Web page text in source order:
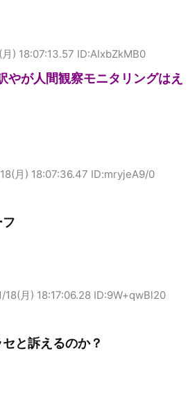
) 18:07:13.57 ID:AIxbZkMB0
やが人間観察モニタリングはえ
月) 18:07:36.47 ID:mryjeA9/0
18(月) 18:17:06.28 ID:9W+qwBl20
と訴えるのか？